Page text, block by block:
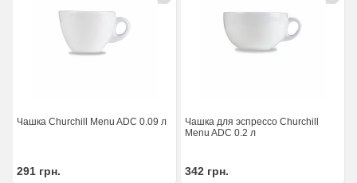
Чашка Churchill Menu ADC 0.09 л
291 грн.
Чашка для эспрессо Churchill
Menu ADC 0.2 л
342 грн.